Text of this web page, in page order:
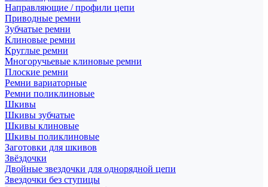
Направляющие / профили цепи
Приводные ремни
Зубчатые ремни
Клиновые ремни
Круглые ремни
Многоручьевые клиновые ремни
Плоские ремни
Ремни вариаторные
Ремни поликлиновые
Шкивы
Шкивы зубчатые
Шкивы клиновые
Шкивы поликлиновые
Заготовки для шкивов
Звёздочки
Двойные звездочки для однорядной цепи
Звездочки без ступицы